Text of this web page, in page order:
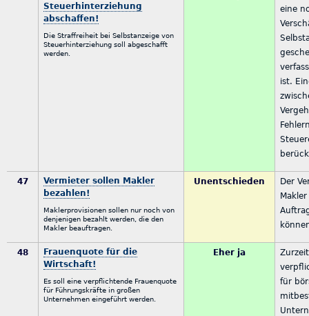
Steuerhinterziehung
abschaffen!
Die Straffreiheit bei Selbstanzeige von
Steuerhinterziehung soll abgeschafft
werden.
eine
ist.
47
Vermieter sollen Makler
bezahlen!
Maklerprovisionen sollen nur noch von
denjenigen bezahlt werden, die den
Makler beauftragen.
Unentschieden
Der
48
Frauenquote für die
Wirtschaft!
Es soll eine verpflichtende Frauenquote
für Führungskräfte in großen
Unternehmen eingeführt werden.
Eher ja
für